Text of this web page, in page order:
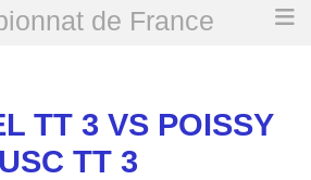
de France
USC TT 3
TT 3 VS POISSY
USC TT 3